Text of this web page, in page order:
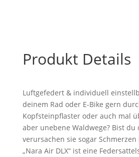
Produkt Details
Luftgefedert & individuell
deinem Rad oder E-Bike gern
Kopfsteinpflaster oder auch mal
aber unebene Waldwege? Bist
verursachen sie sogar Schmerzen
„Nara Air DLX“ ist eine